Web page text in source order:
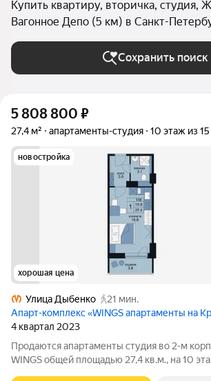
Купить квартиру, вторичка, студия,
Вагонное Депо (5 км) в Санкт-
Сохранить поиск
5 808 800 ₽
27,4 м² апартаменты-студия 10 этаж из 15
новостройка
хорошая цена
Улица Дыбенко
21 мин.
Апарт-комплекс «WINGS апартаменты на
4 квартал 2023
Продаются апартаменты студия во 2-м
WINGS общей площадью 27,4 кв.м., на 10